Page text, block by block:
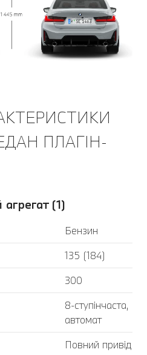
ПЛАГІН-
(1)
Бензин
135 (184)
300
8-ступінчаста,
автомат
Повний привід